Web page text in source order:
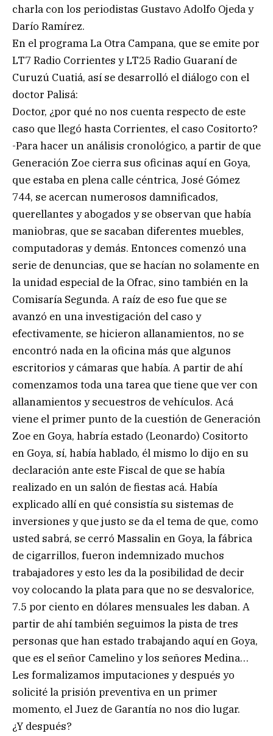
charla con los periodistas Gustavo Adolfo Ojeda y
Darío Ramírez.
En el programa La Otra Campana, que se emite por
LT7 Radio Corrientes y LT25 Radio Guaraní de
Curuzú Cuatiá, así se desarrolló el diálogo con el
doctor Palisá:
Doctor, ¿por qué no nos cuenta respecto de este
caso que llegó hasta Corrientes, el caso Cositorto?
-Para hacer un análisis cronológico, a partir de que
Generación Zoe cierra sus oficinas aquí en Goya,
que estaba en plena calle céntrica, José Gómez
744, se acercan numerosos damnificados,
querellantes y abogados y se observan que había
maniobras, que se sacaban diferentes muebles,
computadoras y demás. Entonces comenzó una
serie de denuncias, que se hacían no solamente en
la unidad especial de la Ofrac, sino también en la
Comisaría Segunda. A raíz de eso fue que se
avanzó en una investigación del caso y
efectivamente, se hicieron allanamientos, no se
encontró nada en la oficina más que algunos
escritorios y cámaras que había. A partir de ahí
comenzamos toda una tarea que tiene que ver con
allanamientos y secuestros de vehículos. Acá
viene el primer punto de la cuestión de Generación
Zoe en Goya, habría estado (Leonardo) Cositorto
en Goya, sí, había hablado, él mismo lo dijo en su
declaración ante este Fiscal de que se había
realizado en un salón de fiestas acá. Había
explicado allí en qué consistía su sistemas de
inversiones y que justo se da el tema de que, como
usted sabrá, se cerró Massalin en Goya, la fábrica
de cigarrillos, fueron indemnizado muchos
trabajadores y esto les da la posibilidad de decir
voy colocando la plata para que no se desvalorice,
7.5 por ciento en dólares mensuales les daban. A
partir de ahí también seguimos la pista de tres
personas que han estado trabajando aquí en Goya,
que es el señor Camelino y los señores Medina…
Les formalizamos imputaciones y después yo
solicité la prisión preventiva en un primer
momento, el Juez de Garantía no nos dio lugar.
¿Y después?